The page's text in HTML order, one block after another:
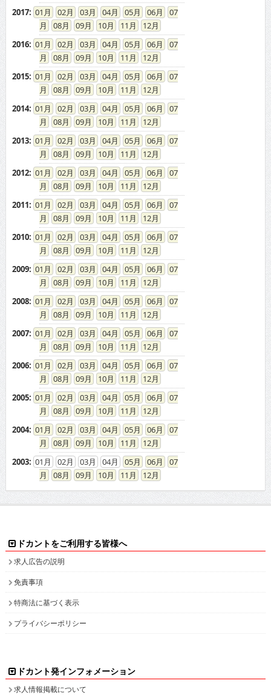
2017: 01 02 03 04 05 06
07
08
09 10 11
12
2016: 01 02 03 04 05 06
07
08
09 10 11
12
2015: 01 02 03 04 05 06
07
08
09 10 11
12
2014: 01 02 03 04 05 06
07
08
09 10 11
12
2013: 01 02 03 04 05 06
07
08
09 10 11
12
2012: 01 02 03 04 05 06
07
08
09 10 11
12
2011: 01 02 03 04 05 06
07
08
09 10 11
12
2010: 01 02 03 04 05 06
07
08
09 10 11
12
2009: 01 02 03 04 05 06
07
08
09 10 11
12
2008: 01 02 03 04 05 06
07
08
09 10 11
12
2007: 01 02 03 04 05 06
07
08
09 10 11
12
2006: 01 02 03 04 05 06
07
08
09 10 11
12
2005: 01 02 03 04 05 06
07
08
09 10 11
12
2004: 01 02 03 04 05 06
07
08
09 10 11
12
2003: 01 02 03 04 05 06
07
08
09 10 11 12
ドカントをご利用する皆様へ
求人広告の説明
免責事項
特商法に基づく表示
プライバシーポリシー
ドカント発インフォメーション
求人情報掲載について